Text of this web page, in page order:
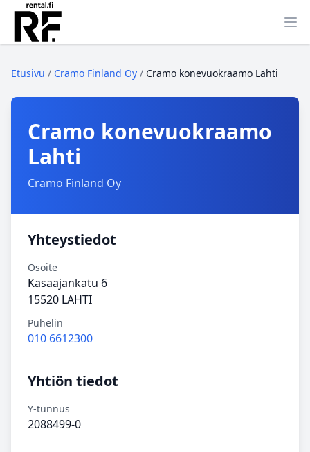
Etusivu / Cramo Finland Oy / Cramo konevuokraamo Lahti
Cramo konevuokraamo
Lahti
Cramo Finland Oy
Yhteystiedot
Osoite
Kasaajankatu 6
15520 LAHTI
Puhelin
010 6612300
Yhtiön tiedot
Y-tunnus
2088499-0